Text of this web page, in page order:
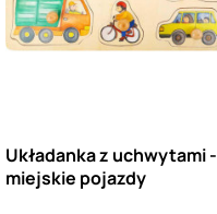
Układanka z uchwytami -
miejskie pojazdy